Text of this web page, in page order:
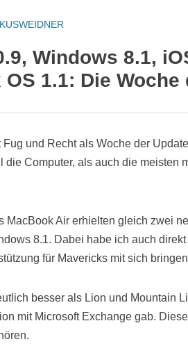
Windows 8.1,
1.1: Die Woche
Fug und Recht als Woche der
die Computer, als auch die meisten
MacBook Air erhielten gleich zwei
8.1. Dabei habe ich auch
für Mavericks mit sich
besser als Lion und Mountain
mit Microsoft Exchange gab.